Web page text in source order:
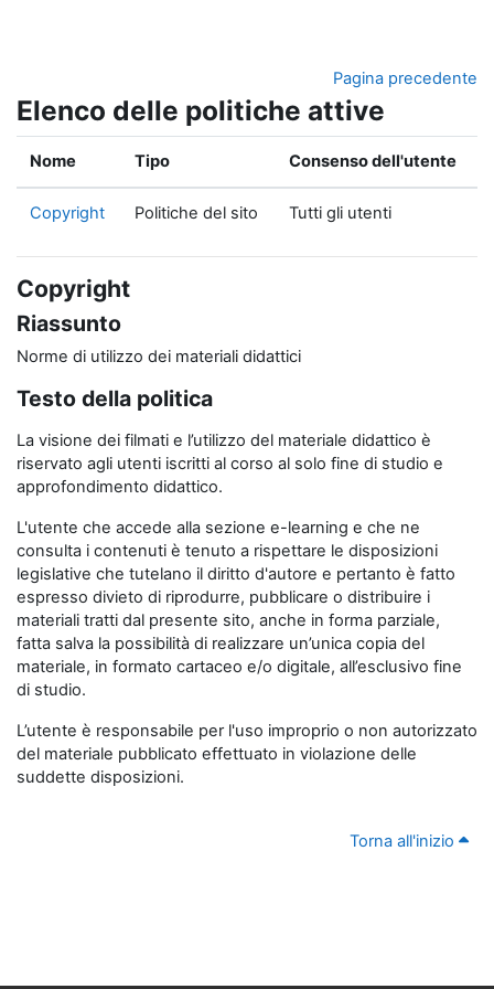
Pagina precedente
Elenco delle politiche attive
Nome Tipo Consenso dell'utente
Copyright Politiche del sito Tutti gli utenti
Copyright
Riassunto
Norme di utilizzo dei materiali didattici
Testo della politica
La visione dei filmati e l’utilizzo del materiale didattico è
riservato agli utenti iscritti al corso al solo fine di studio e
approfondimento didattico.
L'utente che accede alla sezione e-learning e che ne
consulta i contenuti è tenuto a rispettare le disposizioni
legislative che tutelano il diritto d'autore e pertanto è fatto
espresso divieto di riprodurre, pubblicare o distribuire i
materiali tratti dal presente sito, anche in forma parziale,
fatta salva la possibilità di realizzare un’unica copia del
materiale, in formato cartaceo e/o digitale, all’esclusivo fine
di studio.
L’utente è responsabile per l'uso improprio o non autorizzato
del materiale pubblicato effettuato in violazione delle
suddette disposizioni.
Torna all'inizio